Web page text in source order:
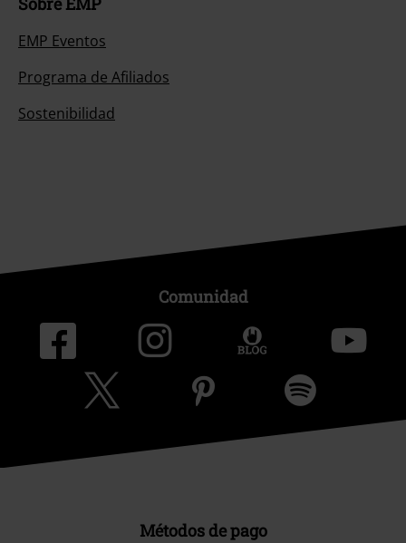
EMP Eventos
Programa de Afiliados
Sostenibilidad
Comunidad
Métodos de pago